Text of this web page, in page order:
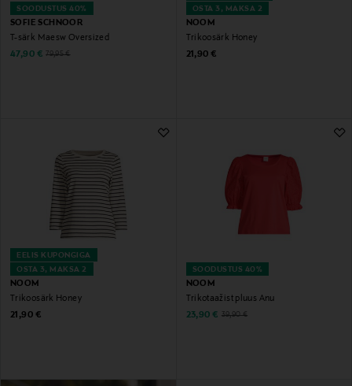
SOODUSTUS 40%
SOFIE SCHNOOR
T-särk Maesw Oversized
Discounted Price
47,90 € Original Price
79,95 €
OSTA 3, MAKSA 2
NOOM
Trikoosärk Honey
Original Price
21,90 €
OSTA 3, MAKSA 2
EELIS KUPONGIGA
NOOM
Trikoosärk Honey
Original Price
21,90 €
SOODUSTUS 40%
NOOM
Trikotaažist pluus Anu
Discounted Price
23,90 € Original Price
39,90 €